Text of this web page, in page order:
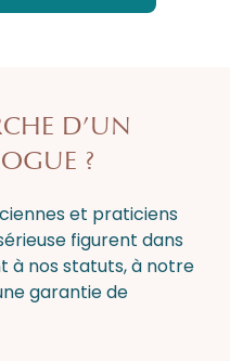
D’UN
?
et praticiens
figurent dans
à nos statuts, à notre
garantie de